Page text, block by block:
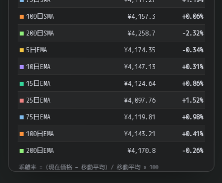
100日SMA ¥4,157.3 +0.06%
200日SMA ¥4,258.7
-2.32%
5日EMA
¥4,174.35 -0.34%
10日EMA ¥4,147.13 +0.31%
15日EMA ¥4,124.64 +0.86%
25日EMA ¥4,097.76 +1.52%
75日EMA ¥4,119.81 +0.98%
100日EMA ¥4,143.21 +0.41%
200日EMA ¥4,170.8 -0.26%
乖離率 = (現在価格 − 移動平均) / 移動平均 × 100